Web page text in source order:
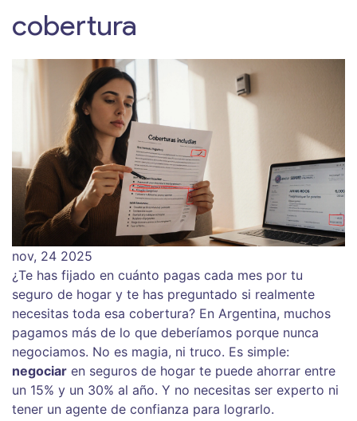
cobertura
nov, 24 2025
¿Te has fijado en cuánto pagas cada mes por tu
seguro de hogar y te has preguntado si realmente
necesitas toda esa cobertura? En Argentina, muchos
pagamos más de lo que deberíamos porque nunca
negociamos. No es magia, ni truco. Es simple:
negociar en seguros de hogar te puede ahorrar entre
un 15% y un 30% al año. Y no necesitas ser experto ni
tener un agente de confianza para lograrlo.